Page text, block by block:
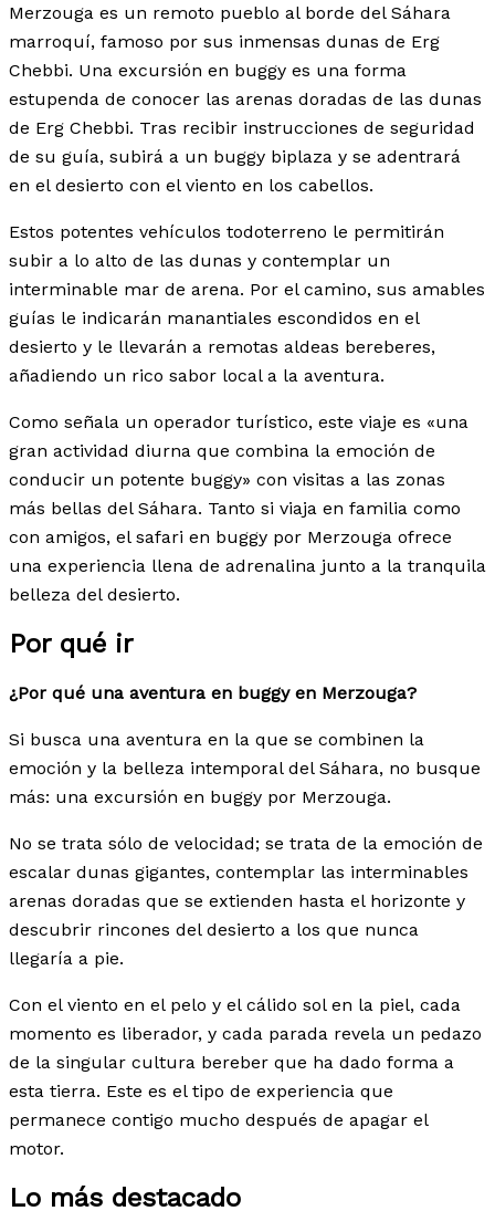
Merzouga es un remoto pueblo al borde del Sáhara
marroquí, famoso por sus inmensas dunas de Erg
Chebbi. Una excursión en buggy es una forma
estupenda de conocer las arenas doradas de las dunas
de Erg Chebbi. Tras recibir instrucciones de seguridad
de su guía, subirá a un buggy biplaza y se adentrará
en el desierto con el viento en los cabellos.
Estos potentes vehículos todoterreno le permitirán
subir a lo alto de las dunas y contemplar un
interminable mar de arena. Por el camino, sus amables
guías le indicarán manantiales escondidos en el
desierto y le llevarán a remotas aldeas bereberes,
añadiendo un rico sabor local a la aventura.
Como señala un operador turístico, este viaje es «una
gran actividad diurna que combina la emoción de
conducir un potente buggy» con visitas a las zonas
más bellas del Sáhara. Tanto si viaja en familia como
con amigos, el safari en buggy por Merzouga ofrece
una experiencia llena de adrenalina junto a la tranquila
belleza del desierto.
Por qué ir
¿Por qué una aventura en buggy en Merzouga?
Si busca una aventura en la que se combinen la
emoción y la belleza intemporal del Sáhara, no busque
más: una excursión en buggy por Merzouga.
No se trata sólo de velocidad; se trata de la emoción de
escalar dunas gigantes, contemplar las interminables
arenas doradas que se extienden hasta el horizonte y
descubrir rincones del desierto a los que nunca
llegaría a pie.
Con el viento en el pelo y el cálido sol en la piel, cada
momento es liberador, y cada parada revela un pedazo
de la singular cultura bereber que ha dado forma a
esta tierra. Este es el tipo de experiencia que
permanece contigo mucho después de apagar el
motor.
Lo más destacado